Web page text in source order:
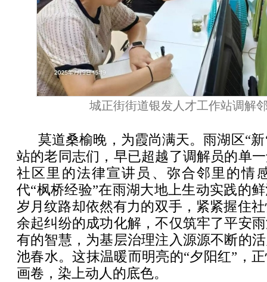
城正街街道银发人才工作站调解
莫道桑榆晚，为霞尚满天。雨湖区“新
站的老同志们，早已超越了调解员的单
社区里的法律宣讲员、弥合邻里的情
代“枫桥经验”在雨湖大地上生动实践的
岁月纹路却依然有力的双手，紧紧握住
余起纠纷的成功化解，不仅筑牢了平安
有的智慧，为基层治理注入源源不断的
池春水。这抹温暖而明亮的“夕阳红”，
画卷，染上动人的底色。